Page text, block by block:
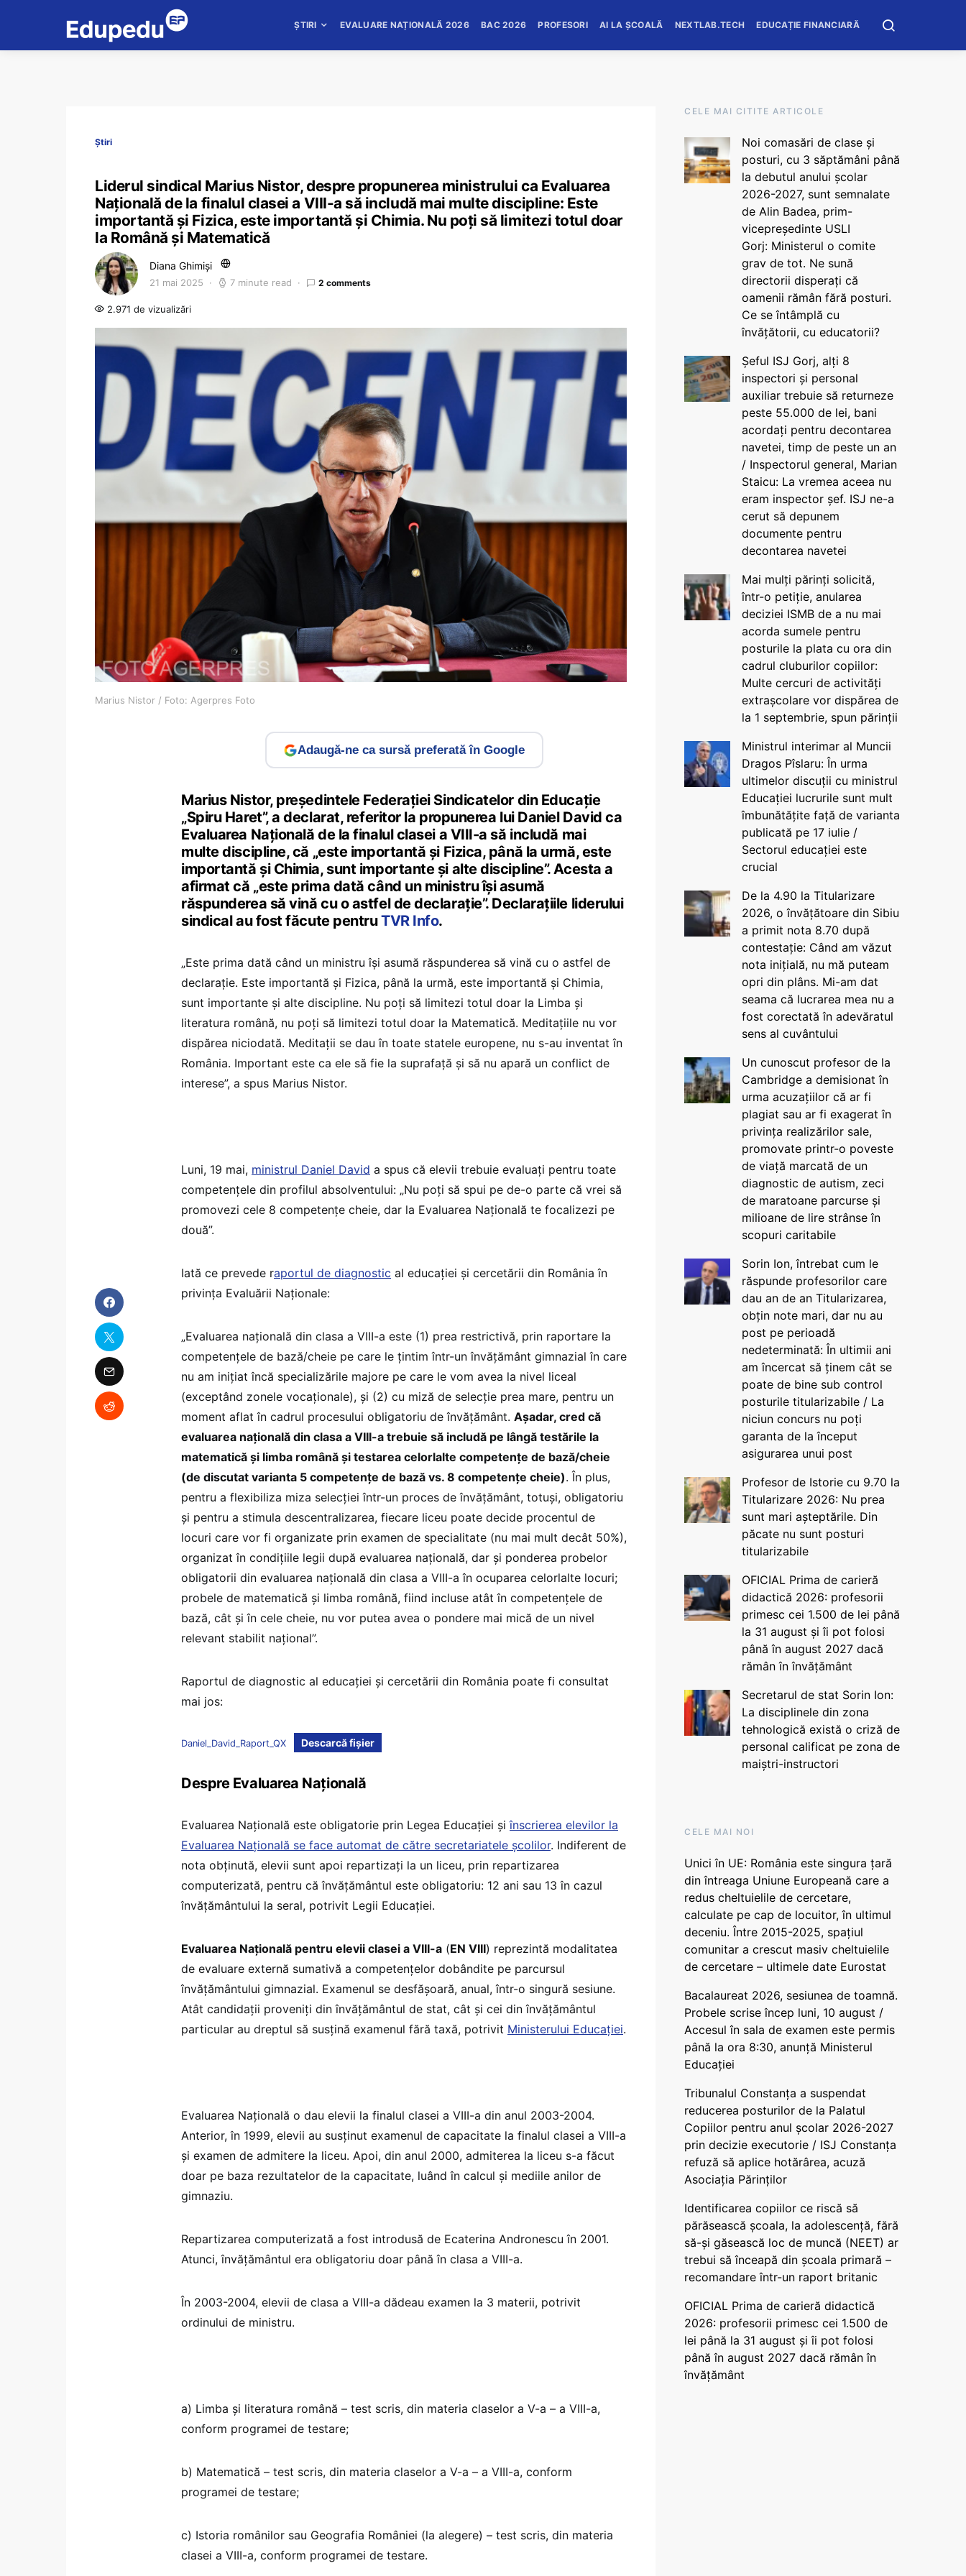
ȘTIRI EVALUARE NAȚIONALĂ 2026 BAC 2026 PROFESORI AI LA ȘCOALĂ NEXTLAB.TECH EDUCAȚIE FINANCIARĂ
Știri
Liderul sindical Marius Nistor, despre propunerea ministrului ca Evaluarea
Națională de la finalul clasei a VIII-a să includă mai multe discipline: Este
importantă şi Fizica, este importantă şi Chimia. Nu poți să limitezi totul doar
la Română și Matematică
Diana Ghimiși
21 mai 2025 7 minute read 2 comments
2.971 de vizualizări
Marius Nistor / Foto: Agerpres Foto
Adaugă-ne ca sursă preferată în Google
Marius Nistor, președintele Federației Sindicatelor din Educație
„Spiru Haret”, a declarat, referitor la propunerea lui Daniel David ca
Evaluarea Națională de la finalul clasei a VIII-a să includă mai
multe discipline, că „este importantă şi Fizica, până la urmă, este
importantă şi Chimia, sunt importante şi alte discipline”. Acesta a
afirmat că „este prima dată când un ministru îşi asumă
răspunderea să vină cu o astfel de declaraţie”. Declarațiile liderului
sindical au fost făcute pentruTVR Info.
„Este prima dată când un ministru îşi asumă răspunderea să vină cu o astfel de
declaraţie. Este importantă şi Fizica, până la urmă, este importantă şi Chimia,
sunt importante şi alte discipline. Nu poţi să limitezi totul doar la Limba şi
literatura română, nu poţi să limitezi totul doar la Matematică. Meditaţiile nu vor
dispărea niciodată. Meditaţii se dau în toate statele europene, nu s-au inventat în
România. Important este ca ele să fie la suprafaţă şi să nu apară un conflict de
interese”, a spus Marius Nistor.
Luni, 19 mai, ministrul Daniel David a spus că elevii trebuie evaluați pentru toate
competențele din profilul absolventului: „Nu poți să spui pe de-o parte că vrei să
promovezi cele 8 competențe cheie, dar la Evaluarea Națională te focalizezi pe
două”.
Iată ce prevede raportul de diagnostic al educației și cercetării din România în
privința Evaluării Naționale:
„Evaluarea națională din clasa a VIII-a este (1) prea restrictivă, prin raportare la
competențele de bază/cheie pe care le țintim într-un învățământ gimnazial în care
nu am inițiat încă specializările majore pe care le vom avea la nivel liceal
(exceptând zonele vocaționale), și (2) cu miză de selecție prea mare, pentru un
moment aflat în cadrul procesului obligatoriu de învățământ. Așadar, cred că
evaluarea națională din clasa a VIII-a trebuie să includă pe lângă testările la
matematică și limba română și testarea celorlalte competențe de bază/cheie
(de discutat varianta 5 competențe de bază vs. 8 competențe cheie). În plus,
pentru a flexibiliza miza selecției într-un proces de învățământ, totuși, obligatoriu
și pentru a stimula descentralizarea, fiecare liceu poate decide procentul de
locuri care vor fi organizate prin examen de specialitate (nu mai mult decât 50%),
organizat în condițiile legii după evaluarea națională, dar și ponderea probelor
obligatorii din evaluarea națională din clasa a VIII-a în ocuparea celorlalte locuri;
probele de matematică și limba română, fiind incluse atât în competențele de
bază, cât și în cele cheie, nu vor putea avea o pondere mai mică de un nivel
relevant stabilit național”.
Raportul de diagnostic al educației și cercetării din România poate fi consultat
mai jos:
Daniel_David_Raport_QX Descarcă fișier
Despre Evaluarea Națională
Evaluarea Națională este obligatorie prin Legea Educației șiînscrierea elevilor la
Evaluarea Națională se face automat de către secretariatele școlilor. Indiferent de
nota obținută, elevii sunt apoi repartizați la un liceu, prin repartizarea
computerizată, pentru că învățământul este obligatoriu: 12 ani sau 13 în cazul
învățământului la seral, potrivit Legii Educației.
Evaluarea Națională pentru elevii clasei a VIII-a (EN VIII) reprezintă modalitatea
de evaluare externă sumativă a competențelor dobândite pe parcursul
învățământului gimnazial. Examenul se desfășoară, anual, într-o singură sesiune.
Atât candidații proveniți din învățământul de stat, cât și cei din învățământul
particular au dreptul să susțină examenul fără taxă, potrivit Ministerului Educației.
Evaluarea Națională o dau elevii la finalul clasei a VIII-a din anul 2003-2004.
Anterior, în 1999, elevii au susținut examenul de capacitate la finalul clasei a VIII-a
și examen de admitere la liceu. Apoi, din anul 2000, admiterea la liceu s-a făcut
doar pe baza rezultatelor de la capacitate, luând în calcul și mediile anilor de
gimnaziu.
Repartizarea computerizată a fost introdusă de Ecaterina Andronescu în 2001.
Atunci, învățământul era obligatoriu doar până în clasa a VIII-a.
În 2003-2004, elevii de clasa a VIII-a dădeau examen la 3 materii, potrivit
ordinului de ministru.
a) Limba şi literatura română – test scris, din materia claselor a V-a – a VIII-a,
conform programei de testare;
b) Matematică – test scris, din materia claselor a V-a – a VIII-a, conform
programei de testare;
c) Istoria românilor sau Geografia României (la alegere) – test scris, din materia
clasei a VIII-a, conform programei de testare.
CELE MAI CITITE ARTICOLE
Noi comasări de clase și
posturi, cu 3 săptămâni până
la debutul anului școlar
2026-2027, sunt semnalate
de Alin Badea, prim-
vicepreședinte USLI
Gorj: Ministerul o comite
grav de tot. Ne sună
directorii disperați că
oamenii rămân fără posturi.
Ce se întâmplă cu
învățătorii, cu educatorii?
Șeful ISJ Gorj, alți 8
inspectori și personal
auxiliar trebuie să returneze
peste 55.000 de lei, bani
acordați pentru decontarea
navetei, timp de peste un an
/ Inspectorul general, Marian
Staicu: La vremea aceea nu
eram inspector șef. ISJ ne-a
cerut să depunem
documente pentru
decontarea navetei
Mai mulți părinți solicită,
într-o petiție, anularea
deciziei ISMB de a nu mai
acorda sumele pentru
posturile la plata cu ora din
cadrul cluburilor copiilor:
Multe cercuri de activități
extrașcolare vor dispărea de
la 1 septembrie, spun părinții
Ministrul interimar al Muncii
Dragos Pîslaru: În urma
ultimelor discuții cu ministrul
Educației lucrurile sunt mult
îmbunătățite față de varianta
publicată pe 17 iulie /
Sectorul educației este
crucial
De la 4.90 la Titularizare
2026, o învățătoare din Sibiu
a primit nota 8.70 după
contestație: Când am văzut
nota inițială, nu mă puteam
opri din plâns. Mi-am dat
seama că lucrarea mea nu a
fost corectată în adevăratul
sens al cuvântului
Un cunoscut profesor de la
Cambridge a demisionat în
urma acuzațiilor că ar fi
plagiat sau ar fi exagerat în
privința realizărilor sale,
promovate printr-o poveste
de viață marcată de un
diagnostic de autism, zeci
de maratoane parcurse și
milioane de lire strânse în
scopuri caritabile
Sorin Ion, întrebat cum le
răspunde profesorilor care
dau an de an Titularizarea,
obțin note mari, dar nu au
post pe perioadă
nedeterminată: În ultimii ani
am încercat să ținem cât se
poate de bine sub control
posturile titularizabile / La
niciun concurs nu poți
garanta de la început
asigurarea unui post
Profesor de Istorie cu 9.70 la
Titularizare 2026: Nu prea
sunt mari așteptările. Din
păcate nu sunt posturi
titularizabile
OFICIAL Prima de carieră
didactică 2026: profesorii
primesc cei 1.500 de lei până
la 31 august și îi pot folosi
până în august 2027 dacă
rămân în învățământ
Secretarul de stat Sorin Ion:
La disciplinele din zona
tehnologică există o criză de
personal calificat pe zona de
maiștri-instructori
CELE MAI NOI
Unici în UE: România este singura țară
din întreaga Uniune Europeană care a
redus cheltuielile de cercetare,
calculate pe cap de locuitor, în ultimul
deceniu. Între 2015-2025, spațiul
comunitar a crescut masiv cheltuielile
de cercetare – ultimele date Eurostat
Bacalaureat 2026, sesiunea de toamnă.
Probele scrise încep luni, 10 august /
Accesul în sala de examen este permis
până la ora 8:30, anunță Ministerul
Educației
Tribunalul Constanța a suspendat
reducerea posturilor de la Palatul
Copiilor pentru anul școlar 2026-2027
prin decizie executorie / ISJ Constanța
refuză să aplice hotărârea, acuză
Asociația Părinților
Identificarea copiilor ce riscă să
părăsească școala, la adolescență, fără
să-și găsească loc de muncă (NEET) ar
trebui să înceapă din școala primară –
recomandare într-un raport britanic
OFICIAL Prima de carieră didactică
2026: profesorii primesc cei 1.500 de
lei până la 31 august și îi pot folosi
până în august 2027 dacă rămân în
învățământ